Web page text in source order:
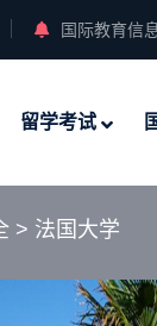
国际教育信
留学考试
> 法国大学